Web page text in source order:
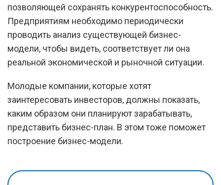
позволяющей сохранять конкурентоспособность.
Предприятиям необходимо периодически
проводить анализ существующей бизнес-
модели, чтобы видеть, соответствует ли она
реальной экономической и рыночной ситуации.
Молодые компании, которые хотят
заинтересовать инвесторов, должны показать,
каким образом они планируют зарабатывать,
представить бизнес-план. В этом тоже поможет
построение бизнес-модели.